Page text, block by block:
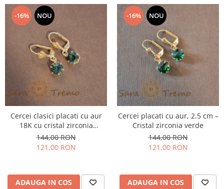
-16% NOU
Cercei clasici placati cu aur
18K cu cristal zirconia
albastru-marin
144,00 RON
121,00 RON
ADAUGA IN COS
-16% NOU
Cercei placati cu aur, 2.5 cm –
Cristal zirconia verde
144,00 RON
121,00 RON
ADAUGA IN COS